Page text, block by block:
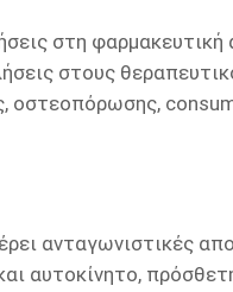
στη φαρμακευτική
στους
οστεοπόρωσης,
ανταγωνιστικές
αυτοκίνητο,